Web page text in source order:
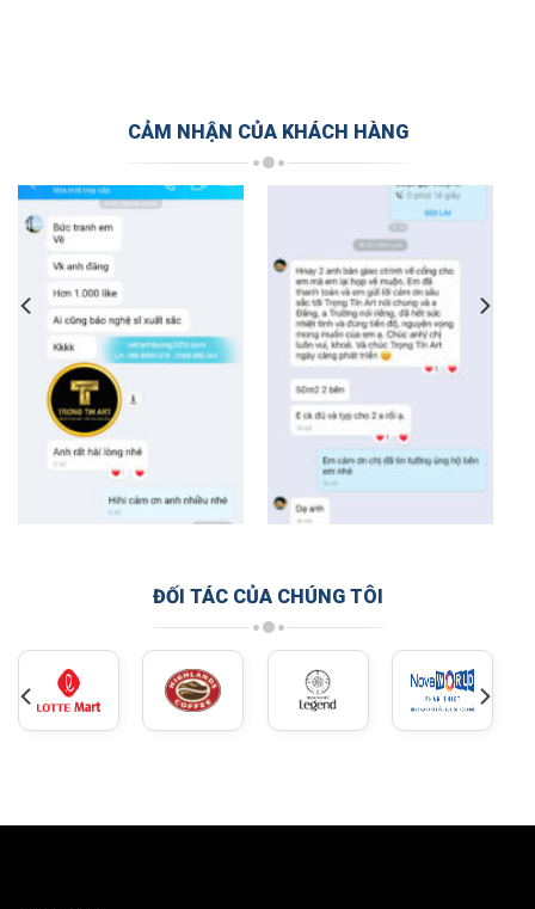
CẢM NHẬN CỦA KHÁCH HÀNG
ĐỐI TÁC CỦA CHÚNG TÔI